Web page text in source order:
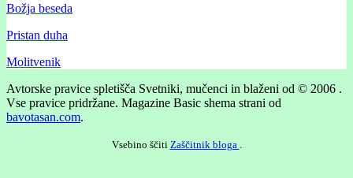
Božja beseda
Pristan duha
Molitvenik
Avtorske pravice spletišča Svetniki, mučenci in blaženi od © 2006 .
Vse pravice pridržane. Magazine Basic shema strani od
bavotasan.com.
Vsebino ščiti Zaščitnik bloga